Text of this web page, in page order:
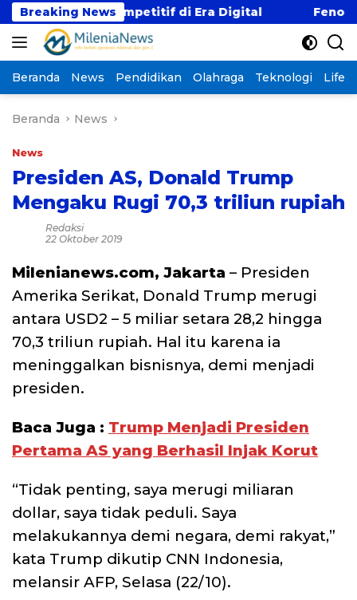
Langsung
ke
konten
Breaking News
Gaji Kompetitif di Era Digital Fenomena
Beranda News Pendidikan Olahraga Teknologi
Beranda News
News
Presiden AS, Donald Trump
Mengaku Rugi 70,3 triliun rupiah
Redaksi
22 Oktober 2019
Milenianews.com, Jakarta – Presiden
Amerika Serikat, Donald Trump merugi
antara USD2 – 5 miliar setara 28,2 hingga
70,3 triliun rupiah. Hal itu karena ia
meninggalkan bisnisnya, demi menjadi
presiden.
Baca Juga : Trump Menjadi Presiden
Pertama AS yang Berhasil Injak Korut
“Tidak penting, saya merugi miliaran
dollar, saya tidak peduli. Saya
melakukannya demi negara, demi rakyat,”
kata Trump dikutip CNN Indonesia,
melansir AFP, Selasa (22/10).